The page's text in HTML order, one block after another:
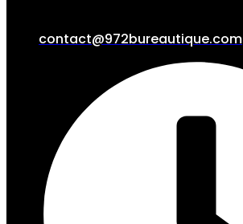
contact@972bureautique.com